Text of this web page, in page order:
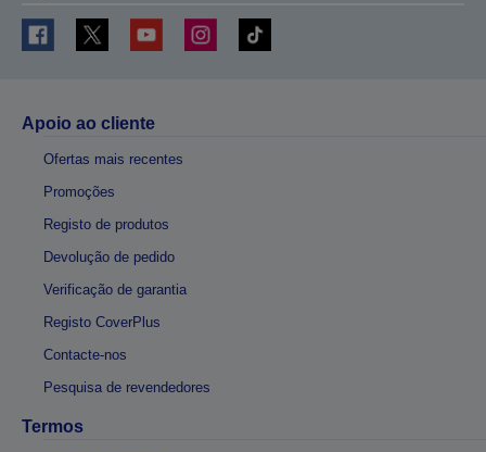
Apoio ao cliente
Ofertas mais recentes
Promoções
Registo de produtos
Devolução de pedido
Verificação de garantia
Registo CoverPlus
Contacte-nos
Pesquisa de revendedores
Termos